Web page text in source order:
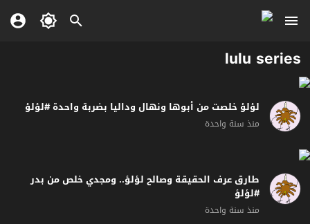
lulu series
لؤلؤ خلصت من أبوها ونهال وداليا بضربة واحدة #لؤلؤ
منذ سنة واحدة
طارق عرف الحقيقة وصالح لؤلؤ.. ومجدي خلص من بدر
#لؤلؤ
منذ سنة واحدة